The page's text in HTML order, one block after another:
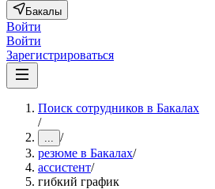
Бакалы
Войти
Войти
Зарегистрироваться
Поиск сотрудников в Бакалах
/
... /
резюме в Бакалах/
ассистент/
гибкий график